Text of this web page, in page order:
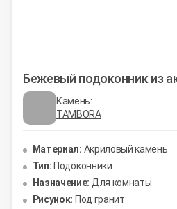
Бежевый подоконник из
Камень:
TAMBORA
Материал: Акриловый камень
Тип: Подоконники
Назначение: Для комнаты
Рисунок: Под гранит